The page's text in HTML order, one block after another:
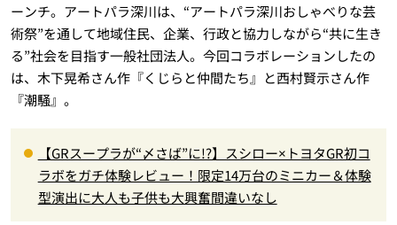
ーンチ。アートパラ深川は、“アートパラ深川おしゃべりな芸
術祭”を通して地域住民、企業、行政と協力しながら“共に生き
る”社会を目指す一般社団法人。今回コラボレーションしたの
は、木下晃希さん作『くじらと仲間たち』と西村賢示さん作
『潮騒』。
【GRスープラが“〆さば”に!?】スシロー×トヨタGR初コ
ラボをガチ体験レビュー！限定14万台のミニカー＆体験
型演出に大人も子供も大興奮間違いなし